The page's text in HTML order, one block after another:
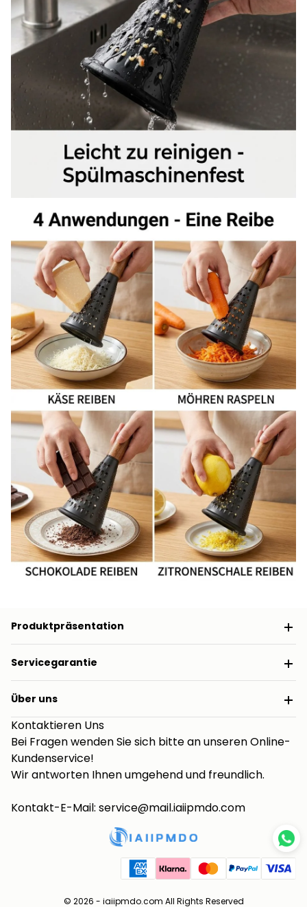
Produktpräsentation
Servicegarantie
Über uns
Kontaktieren Uns
Bei Fragen wenden Sie sich bitte an unseren Online-
Kundenservice!
Wir antworten Ihnen umgehend und freundlich.
Kontakt-E-Mail: service@mail.iaiipmdo.com
© 2026 - iaiipmdo.com All Rights Reserved